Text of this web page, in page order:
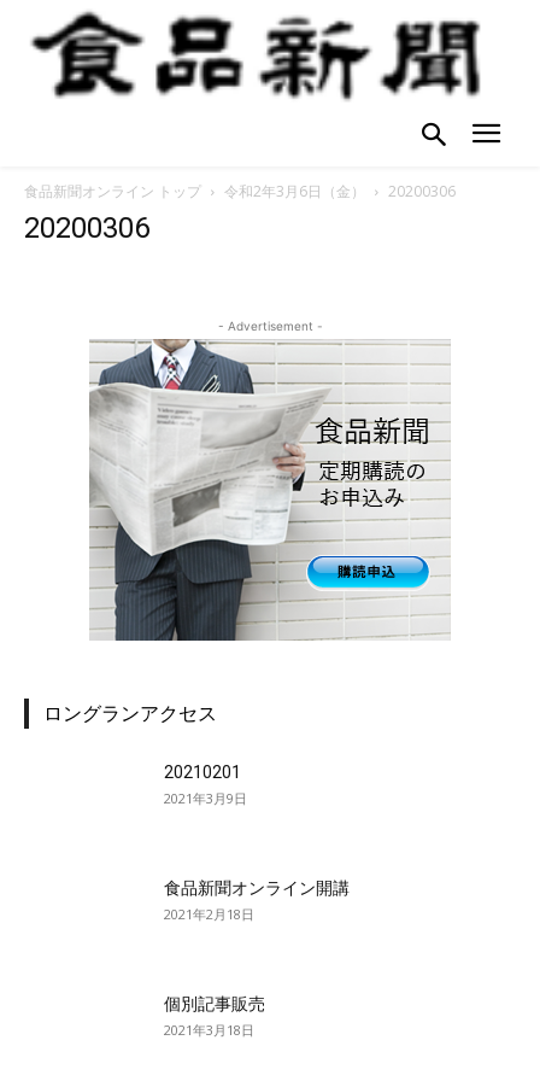
食品新聞オンライン トップ 令和2年3月6日（金） 20200306
20200306
- Advertisement -
ロングランアクセス
20210201
2021年3月9日
食品新聞オンライン開講
2021年2月18日
個別記事販売
2021年3月18日